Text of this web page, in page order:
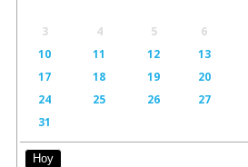
3
4 5 6
10
11 12 13
17
18 19 20
24
25 26 27
31
Hoy